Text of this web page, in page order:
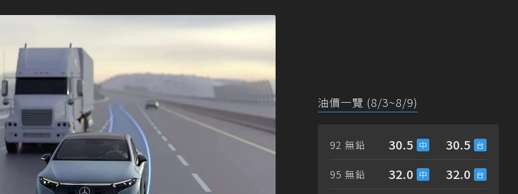
油價一覽 (8/3~8/9)
92 無鉛 30.5 30.5
95 無鉛 32.0 32.0